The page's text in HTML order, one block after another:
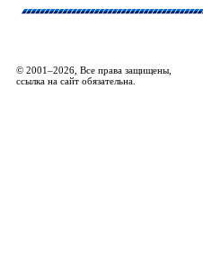
© 2001–2026, Все права защищены,
ссылка на сайт обязательна.